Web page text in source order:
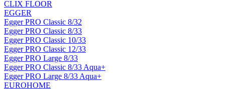
CLIX FLOOR
EGGER
Egger PRO Classic 8/32
Egger PRO Classic 8/33
Egger PRO Classic 10/33
Egger PRO Classic 12/33
Egger PRO Large 8/33
Egger PRO Classic 8/33 Aqua+
Egger PRO Large 8/33 Aqua+
EUROHOME